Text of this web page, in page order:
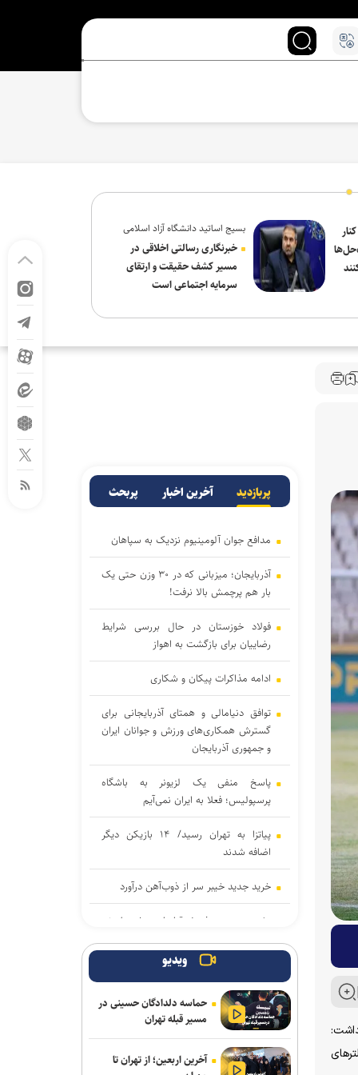
بسیج اساتید دانشگاه آزاد اسلامی
در پیام روز خبرنگار:
خبرنگاری رسالتی اخلاقی در
مسیر کشف حقیقت و ارتقای
سرمایه اجتماعی است
فوتبال ایران برای حضور در جام جهانی ۲۰۲۶ اظهار داشت:
پربازدید آخرین اخبار پربحث
مدافع جوان آلومینیوم نزدیک به سپاهان
آذربایجان؛ میزبانی که در ۳۰ وزن حتی یک
بار هم پرچمش بالا نرفت!
فولاد خوزستان در حال بررسی شرایط
رضاییان برای بازگشت به اهواز
ادامه مذاکرات پیکان و شکاری
توافق دنیامالی و همتای آذربایجانی برای
گسترش همکاری‌های ورزش و جوانان ایران
و جمهوری آذربایجان
پاسخ منفی یک لزیونر به باشگاه
پرسپولیس؛ فعلا به ایران نمی‌آیم
پیاتزا به تهران رسید/ ۱۴ بازیکن دیگر
اضافه شدند
خرید جدید خیبر سر از ذوب‌آهن درآورد
پشت‌پرده بند فسخ قرارداد ۱۰۰ میلیونی
پرسپولیس ماندنی شد
موضع جدید نساجی درباره ایری و طاهری
سفر مربی جدید استقلال به ایران
ویدیو
حماسه دلدادگان حسینی در
مسیر قبله تهران
آخرین اربعین؛ از تهران تا